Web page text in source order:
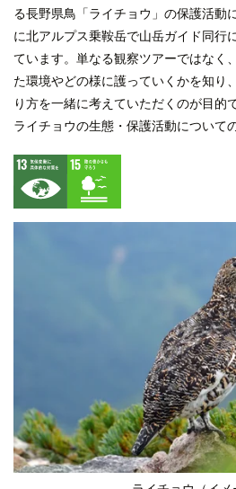
る長野県鳥「ライチョウ」の保護活動
に北アルプス乗鞍岳で山岳ガイド同行
ています。単なる観察ツアーではなく
た環境やどの様に護っていくかを知り
り方を一緒に考えていただくのが目的で
ライチョウの生態・保護活動について